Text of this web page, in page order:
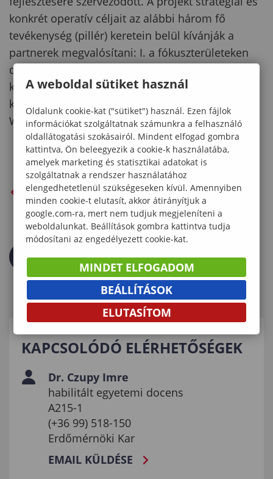
konkrét operatív céljait az alábbi három fő
tevékenység (pillér) keretein belül kívánják a
partnerek megvalósítani: I. a fókuszterületeken
definiált intézmények közötti összefonódó
kutatási sejtek létrehozása, II. Networking Team
kialakítása, III. tematikus International Project
Week (IPW) rendezvények szervezése.
VISSZA AZ ELŐZŐ OLDALRA
KAPCSOLÓDÓ ELÉRHETŐSÉGEK
Dr. Czupy Imre
habilitált egyetemi docens
A215-1
(+36 99) 518-150
Erdőmérnöki Kar
EMAIL KÜLDÉSE
A weboldal sütiket használ
Oldalunk cookie-kat ("sütiket") használ. Ezen fájlok
információkat szolgáltatnak számunkra a felhasználó
oldallátogatási szokásairól. Mindent elfogad gombra
kattintva, Ön beleegyezik a cookie-k használatába,
amelyek marketing és statisztikai adatokat is
szolgáltatnak a rendszer használatához
elengedhetetlenül szükségeseken kívül. Amennyiben
minden cookie-t elutasít, akkor átirányítjuk a
google.com-ra, mert nem tudjuk megjeleníteni a
weboldalunkat. Beállítások gombra kattintva tudja
módosítani az engedélyezett cookie-kat.
MINDET ELFOGADOM
BEÁLLÍTÁSOK
ELUTASÍTOM